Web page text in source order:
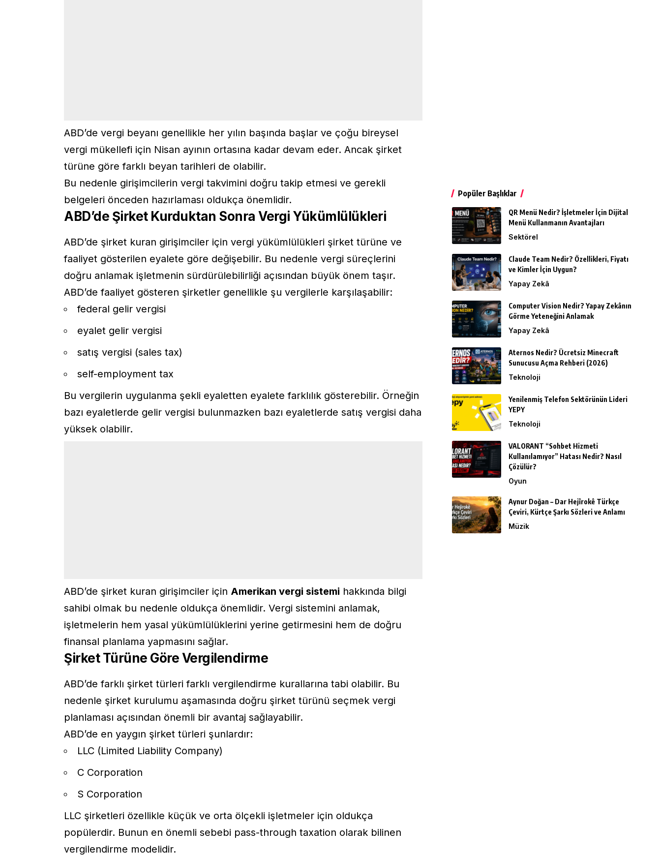
ABD’de vergi beyanı genellikle her yılın başında başlar ve çoğu bireysel
vergi mükellefi için Nisan ayının ortasına kadar devam eder. Ancak şirket
türüne göre farklı beyan tarihleri de olabilir.
Bu nedenle girişimcilerin vergi takvimini doğru takip etmesi ve gerekli
belgeleri önceden hazırlaması oldukça önemlidir.
ABD’de Şirket Kurduktan Sonra Vergi Yükümlülükleri
ABD’de şirket kuran girişimciler için vergi yükümlülükleri şirket türüne ve
faaliyet gösterilen eyalete göre değişebilir. Bu nedenle vergi süreçlerini
doğru anlamak işletmenin sürdürülebilirliği açısından büyük önem taşır.
ABD’de faaliyet gösteren şirketler genellikle şu vergilerle karşılaşabilir:
federal gelir vergisi
eyalet gelir vergisi
satış vergisi (sales tax)
self-employment tax
Bu vergilerin uygulanma şekli eyaletten eyalete farklılık gösterebilir. Örneğin
bazı eyaletlerde gelir vergisi bulunmazken bazı eyaletlerde satış vergisi daha
yüksek olabilir.
ABD’de şirket kuran girişimciler için Amerikan vergi sistemi hakkında bilgi
sahibi olmak bu nedenle oldukça önemlidir. Vergi sistemini anlamak,
işletmelerin hem yasal yükümlülüklerini yerine getirmesini hem de doğru
finansal planlama yapmasını sağlar.
Şirket Türüne Göre Vergilendirme
ABD’de farklı şirket türleri farklı vergilendirme kurallarına tabi olabilir. Bu
nedenle şirket kurulumu aşamasında doğru şirket türünü seçmek vergi
planlaması açısından önemli bir avantaj sağlayabilir.
ABD’de en yaygın şirket türleri şunlardır:
LLC (Limited Liability Company)
C Corporation
S Corporation
LLC şirketleri özellikle küçük ve orta ölçekli işletmeler için oldukça
popülerdir. Bunun en önemli sebebi pass-through taxation olarak bilinen
vergilendirme modelidir.
Popüler Başlıklar
QR Menü Nedir? İşletmeler İçin Dijital
Menü Kullanmanın Avantajları
Sektörel
Claude Team Nedir? Özellikleri, Fiyatı
ve Kimler İçin Uygun?
Yapay Zekâ
Computer Vision Nedir? Yapay Zekânın
Görme Yeteneğini Anlamak
Yapay Zekâ
Aternos Nedir? Ücretsiz Minecraft
Sunucusu Açma Rehberi (2026)
Teknoloji
Yenilenmiş Telefon Sektörünün Lideri
YEPY
Teknoloji
VALORANT “Sohbet Hizmeti
Kullanılamıyor” Hatası Nedir? Nasıl
Çözülür?
Oyun
Aynur Doğan – Dar Hejîrokê Türkçe
Çeviri, Kürtçe Şarkı Sözleri ve Anlamı
Müzik